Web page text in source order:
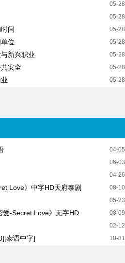
05-28
05-28
05-28
间
05-28
位
05-28
新兴职业
05-28
安全
05-28
04-05
06-03
04-26
08-10
Love》中字HD天府泰剧
05-23
08-09
爱-Secret Love》无字HD
02-12
10-31
泰语中字]